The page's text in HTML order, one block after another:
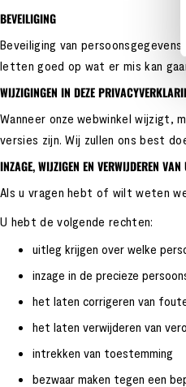
BEVEILIGING
Beveiliging van
letten goed op wat er mis kan
WIJZIGINGEN IN DEZE
Wanneer onze webwinkel wijzigt,
versies zijn. Wij zullen ons best
INZAGE, WIJZIGEN EN VERWIJDEREN VAN
Als u vragen hebt of wilt weten
U hebt de volgende rechten:
uitleg krijgen over welke
inzage in de precieze
het laten corrigeren van
het laten verwijderen van
intrekken van toestemming
bezwaar maken tegen een